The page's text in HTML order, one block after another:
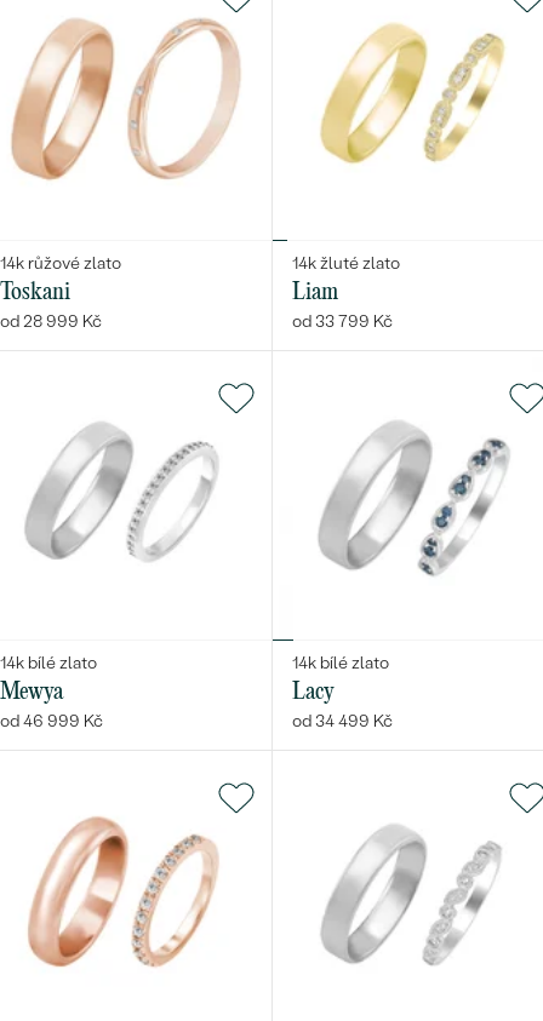
14k růžové zlato
Toskani
od 28 999 Kč
14k žluté zlato
Liam
od 33 799 Kč
14k bílé zlato
Mewya
od 46 999 Kč
14k bílé zlato
Lacy
od 34 499 Kč